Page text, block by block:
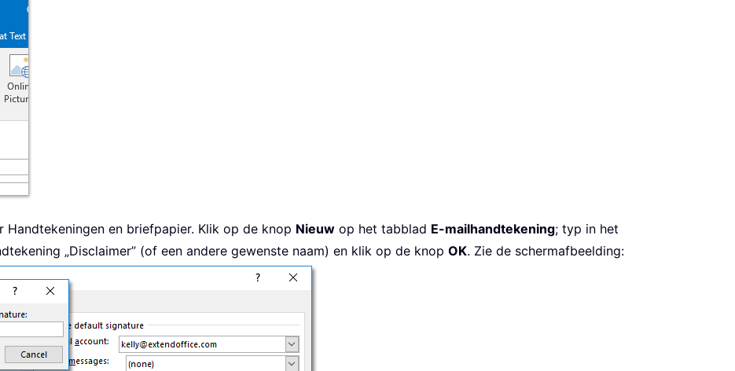
en briefpapier. Klik op de knop Nieuw op het tabblad E-mailhandtekening; typ in het
„Disclaimer” (of een andere gewenste naam) en klik op de knop OK. Zie de schermafbeelding: